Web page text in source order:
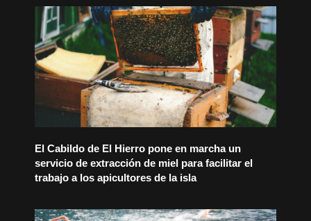
El Cabildo de El Hierro pone en marcha un
servicio de extracción de miel para facilitar el
trabajo a los apicultores de la isla